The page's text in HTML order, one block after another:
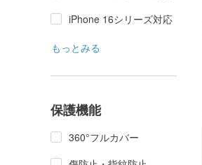
iPhone 16シリーズ対応
もっとみる
保護機能
360°フルカバー